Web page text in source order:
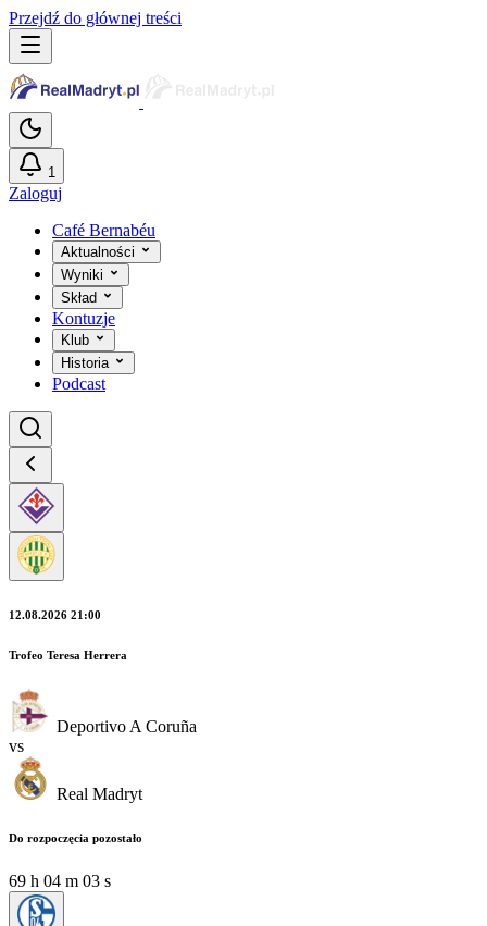
Przejdź do głównej treści
1
Zaloguj
Café Bernabéu
Aktualności
Wyniki
Skład
Kontuzje
Klub
Historia
Podcast
12.08.2026 21:00
Trofeo Teresa Herrera
Deportivo A Coruña
vs
Real Madryt
Do rozpoczęcia pozostało
69 h 04 m 01 s